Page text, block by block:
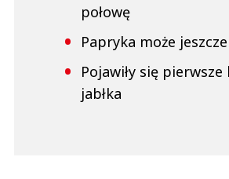
połowę
Papryka może
Pojawiły się
jabłka